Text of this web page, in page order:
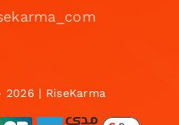
| RiseKarma